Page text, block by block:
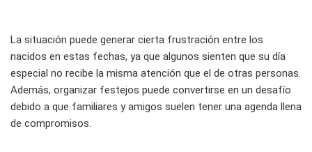
La situación puede generar cierta frustración entre los
nacidos en estas fechas, ya que algunos sienten que su día
especial no recibe la misma atención que el de otras personas.
Además, organizar festejos puede convertirse en un desafío
debido a que familiares y amigos suelen tener una agenda llena
de compromisos.